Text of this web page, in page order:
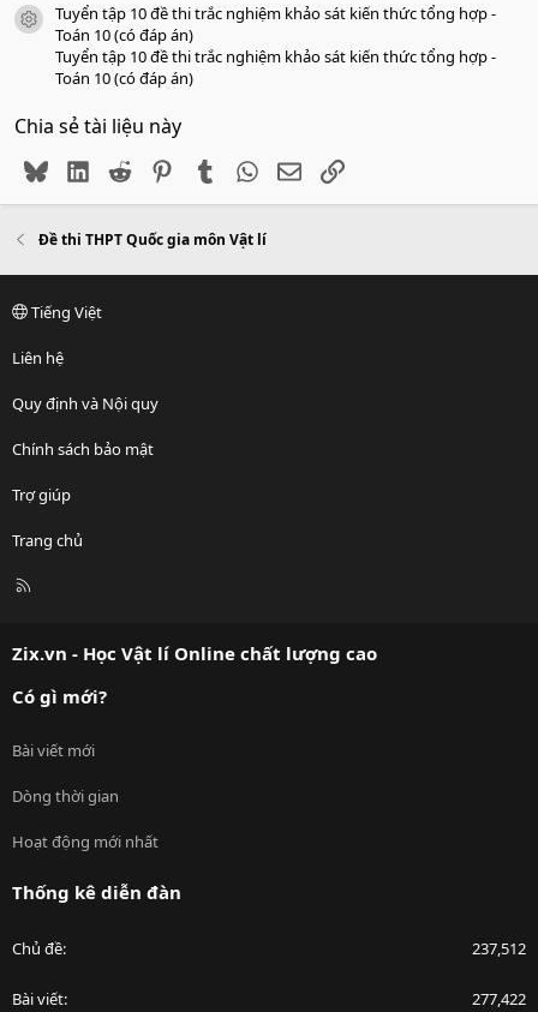
icon tài liệu
Tuyển tập 10 đề thi trắc nghiệm khảo sát kiến thức tổng hợp -
Toán 10 (có đáp án)
Tuyển tập 10 đề thi trắc nghiệm khảo sát kiến thức tổng hợp -
Toán 10 (có đáp án)
Chia sẻ tài liệu này
BlueskyLinkedIn
Reddit PinterestTumblr WhatsApp
EmailLink
Đề thi THPT Quốc gia môn Vật lí
Tiếng Việt
Liên hệ
Quy định và Nội quy
Chính sách bảo mật
Trợ giúp
Trang chủ
R
Zix.vn - Học Vật lí Online chất lượng cao
Có gì mới?
Bài viết mới
Dòng thời gian
Hoạt động mới nhất
Thống kê diễn đàn
Chủ đề 237,512
Bài viết 277,422